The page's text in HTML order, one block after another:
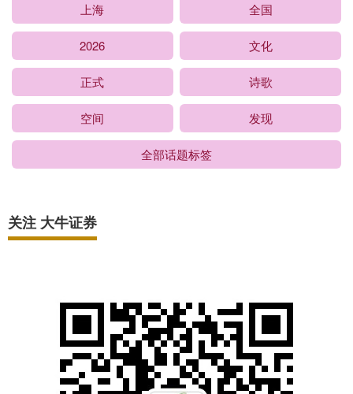
上海 全国
2026 文化
正式 诗歌
空间 发现
全部话题标签
关注 大牛证券